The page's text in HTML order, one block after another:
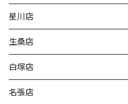
星川店
生桑店
白塚店
名張店